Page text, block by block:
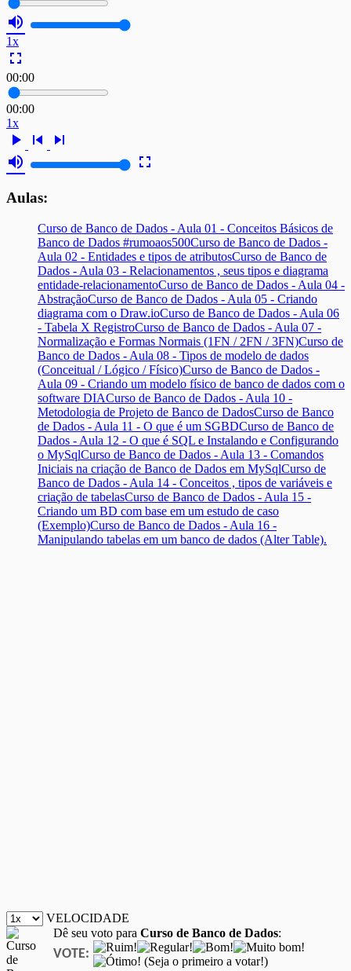
volume_up
1x
fullscreen
00:00
00:00
1x
play_arrow skip_previous
skip_next
volume_up
fullscreen
Aulas:
Curso de Banco de Dados - Aula 01 - Conceitos Básicos de
Banco de Dados #rumoaos500Curso de Banco de Dados -
Aula 02 - Entidades e tipos de atributosCurso de Banco de
Dados - Aula 03 - Relacionamentos , seus tipos e diagrama
entidade-relacionamentoCurso de Banco de Dados - Aula 04 -
AbstraçãoCurso de Banco de Dados - Aula 05 - Criando
diagrama com o Draw.ioCurso de Banco de Dados - Aula 06
- Tabela X RegistroCurso de Banco de Dados - Aula 07 -
Normalização e Formas Normais (1FN / 2FN / 3FN)Curso de
Banco de Dados - Aula 08 - Tipos de modelo de dados
(Conceitual / Lógico / Físico)Curso de Banco de Dados -
Aula 09 - Criando um modelo físico de banco de dados com o
software DIACurso de Banco de Dados - Aula 10 -
Metodologia de Projeto de Banco de DadosCurso de Banco
de Dados - Aula 11 - O que é um SGBDCurso de Banco de
Dados - Aula 12 - O que é SQL e Instalando e Configurando
o MySqlCurso de Banco de Dados - Aula 13 - Comandos
Iniciais na criação de Banco de Dados em MySqlCurso de
Banco de Dados - Aula 14 - Conceitos , tipos de variáveis e
criação de tabelasCurso de Banco de Dados - Aula 15 -
Criando um BD com base em um estudo de caso
(Exemplo)Curso de Banco de Dados - Aula 16 -
Manipulando tabelas em um banco de dados (Alter Table).
VELOCIDADE
Dê seu voto para Curso de Banco de Dados:
VOTE:
(Seja o primeiro a votar!)